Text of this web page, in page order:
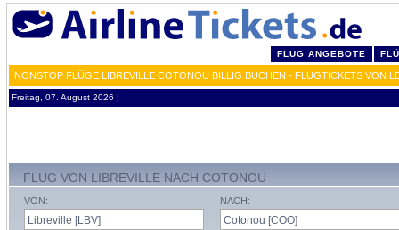
FLUG ANGEBOTE
NONSTOP FLÜGE LIBREVILLE COTONOU BILLIG BUCHEN - FLUGTICKETS VON
Freitag, 07. August 2026 ¦
FLUG VON LIBREVILLE NACH COTONOU
VON: NACH: